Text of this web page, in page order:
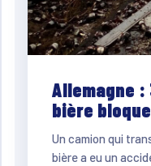
Allemagne
bière
Un camion qui
bière a eu un